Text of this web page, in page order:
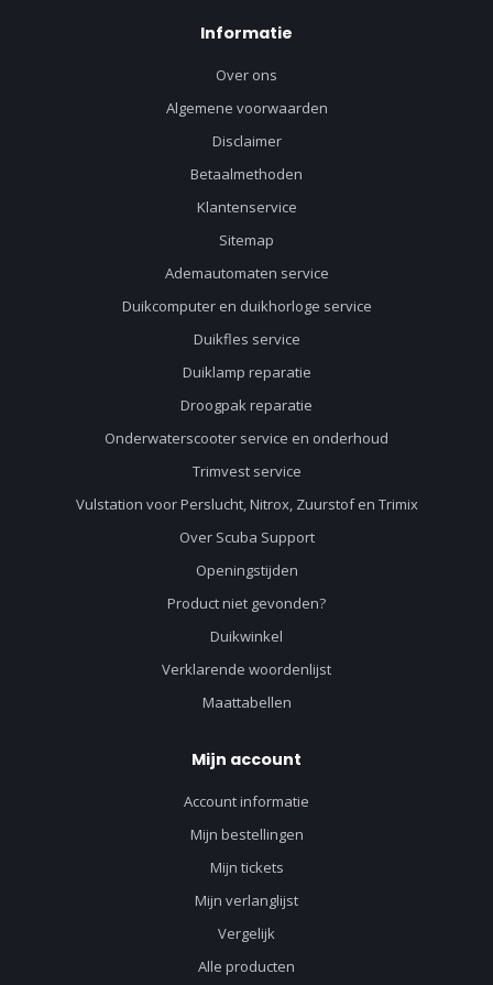
Informatie
Over ons
Algemene voorwaarden
Disclaimer
Betaalmethoden
Klantenservice
Sitemap
Ademautomaten service
Duikcomputer en duikhorloge service
Duikfles service
Duiklamp reparatie
Droogpak reparatie
Onderwaterscooter service en onderhoud
Trimvest service
Vulstation voor Perslucht, Nitrox, Zuurstof en Trimix
Over Scuba Support
Openingstijden
Product niet gevonden?
Duikwinkel
Verklarende woordenlijst
Maattabellen
Mijn account
Account informatie
Mijn bestellingen
Mijn tickets
Mijn verlanglijst
Vergelijk
Alle producten